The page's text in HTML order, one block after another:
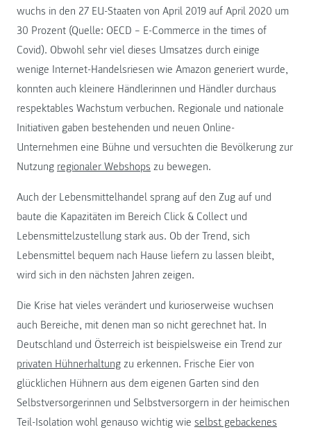
wuchs in den 27 EU-Staaten von April 2019 auf April 2020 um
30 Prozent (Quelle: OECD – E-Commerce in the times of
Covid). Obwohl sehr viel dieses Umsatzes durch einige
wenige Internet-Handelsriesen wie Amazon generiert wurde,
konnten auch kleinere Händlerinnen und Händler durchaus
respektables Wachstum verbuchen. Regionale und nationale
Initiativen gaben bestehenden und neuen Online-
Unternehmen eine Bühne und versuchten die Bevölkerung zur
Nutzung regionaler Webshops zu bewegen.
Auch der Lebensmittelhandel sprang auf den Zug auf und
baute die Kapazitäten im Bereich Click & Collect und
Lebensmittelzustellung stark aus. Ob der Trend, sich
Lebensmittel bequem nach Hause liefern zu lassen bleibt,
wird sich in den nächsten Jahren zeigen.
Die Krise hat vieles verändert und kurioserweise wuchsen
auch Bereiche, mit denen man so nicht gerechnet hat. In
Deutschland und Österreich ist beispielsweise ein Trend zur
privaten Hühnerhaltung zu erkennen. Frische Eier von
glücklichen Hühnern aus dem eigenen Garten sind den
Selbstversorgerinnen und Selbstversorgern in der heimischen
Teil-Isolation wohl genauso wichtig wie selbst gebackenes